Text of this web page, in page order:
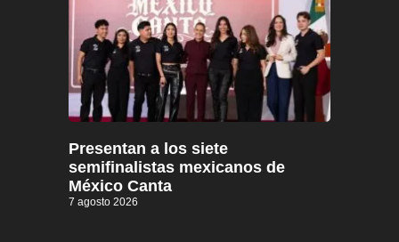
Presentan a los siete
semifinalistas mexicanos de
México Canta
7 agosto 2026